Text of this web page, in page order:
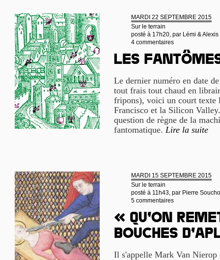
MARDI 22 SEPTEMBRE 2015
Sur le terrain
posté à 17h20, par Lémi &
4 commentaires
Les
Le dernier numéro en date
tout frais tout chaud en
fripons), voici un court texte
Francisco et la Silicon
question de règne de la
fantomatique. Lire la suite
MARDI 15 SEPTEMBRE 2015
Sur le terrain
posté à 11h43, par Pierre
5 commentaires
« Qu’on
bouches
Il s'appelle Mark Van Nierop